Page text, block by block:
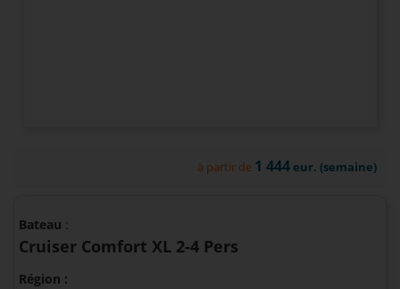
à partir de 1 444 eur. (semaine)
Bateau :
Cruiser Comfort XL 2-4 Pers
Région :